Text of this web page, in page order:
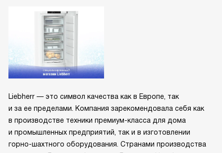
Liebherr — это символ качества как в Европе, так
и за ее пределами. Компания зарекомендовала себя как
в производстве техники премиум-класса для дома
и промышленных предприятий, так и в изготовлении
горно-шахтного оборудования. Странами производства